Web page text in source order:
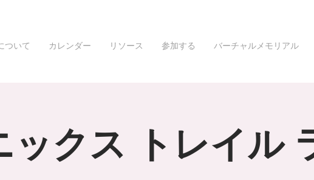
ついて カレンダー リソース 参加する バーチャルメモリアル
ックス トレイル